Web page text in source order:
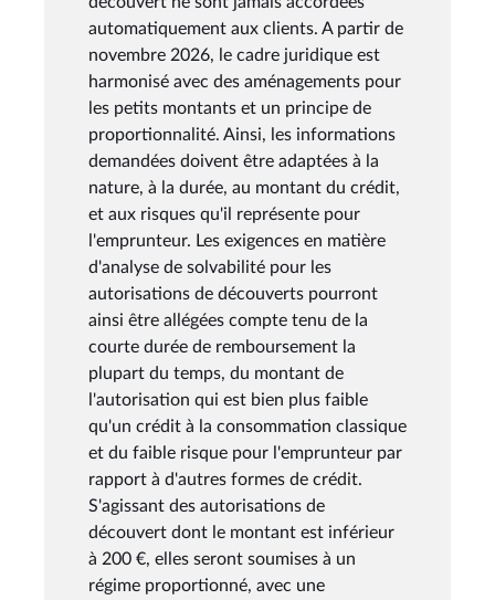
automatiquement aux clients. A partir de
novembre 2026, le cadre juridique est
harmonisé avec des aménagements pour
les petits montants et un principe de
proportionnalité. Ainsi, les informations
demandées doivent être adaptées à la
nature, à la durée, au montant du crédit,
et aux risques qu'il représente pour
l'emprunteur. Les exigences en matière
d'analyse de solvabilité pour les
autorisations de découverts pourront
ainsi être allégées compte tenu de la
courte durée de remboursement la
plupart du temps, du montant de
l'autorisation qui est bien plus faible
qu'un crédit à la consommation classique
et du faible risque pour l'emprunteur par
rapport à d'autres formes de crédit.
S'agissant des autorisations de
découvert dont le montant est inférieur
à 200 €, elles seront soumises à un
régime proportionné, avec une